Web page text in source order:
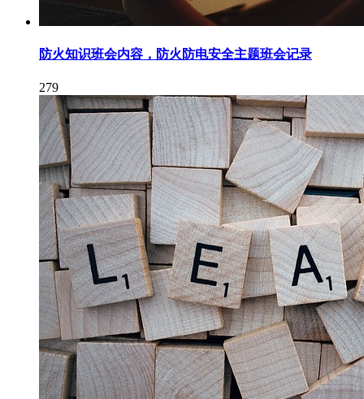
防火知识班会内容，防火防电安全主题班会记录
279